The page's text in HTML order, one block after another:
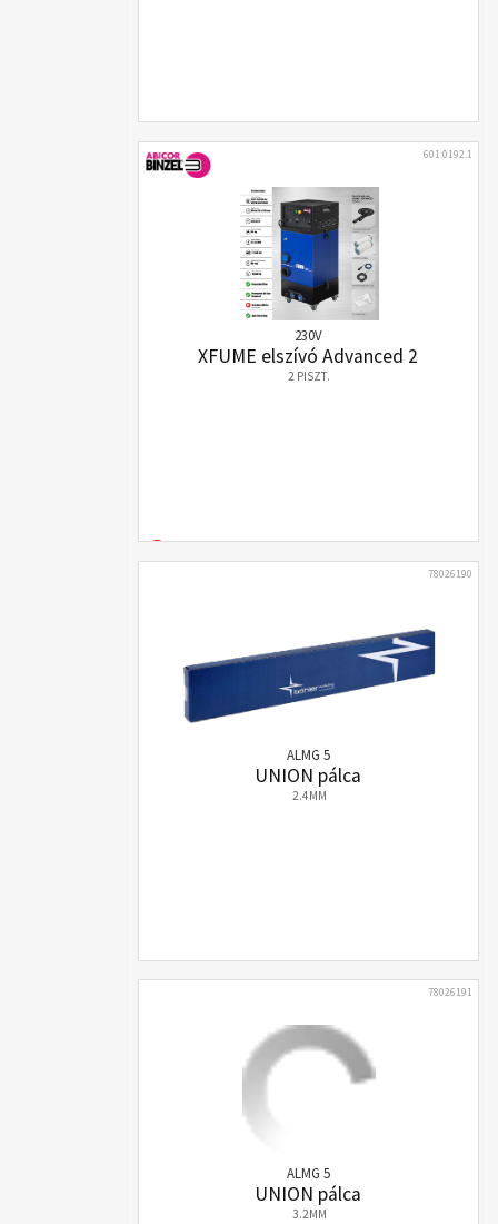
601.0192.1
230V
XFUME elszívó Advanced 2
2 PISZT.
78026190
ALMG 5
UNION pálca
2.4MM
78026191
ALMG 5
UNION pálca
3.2MM